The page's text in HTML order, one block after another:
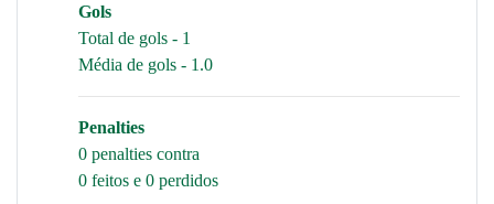
Gols
Total de gols - 1
Média de gols - 1.0
Penalties
0 penalties contra
0 feitos e 0 perdidos